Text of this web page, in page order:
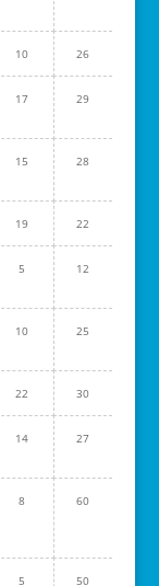
10 26
17 29
15 28
19 22
5 12
10 25
22 30
14 27
8 60
5 50